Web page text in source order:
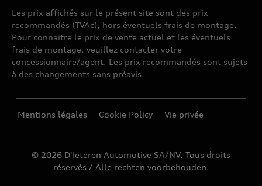
Les prix affichés sur le présent site sont des prix
recommandés (TVAc), hors éventuels frais de montage.
Pour connaitre le prix de vente actuel et les éventuels
frais de montage, veuillez contacter votre
concessionnaire/agent. Les prix recommandés sont sujets
à des changements sans préavis.
Mentions légales Cookie Policy Vie privée
© 2026 D'Ieteren Automotive SA/NV. Tous droits
réservés / Alle rechten voorbehouden.